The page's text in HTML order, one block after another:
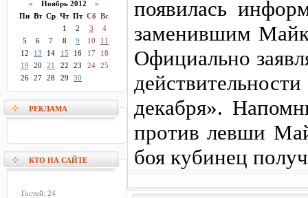
« Ноябрь 2012 »
Пн Вт Ср Чт Пт Сб Вс
1
2 3
4
5
6 7 8 9 10
11
12
13 14 15 16 17
18
19
20 21 22 23 24 25
26
27 28 29 30
РЕКЛАМА
КТО НА САЙТЕ
Гостей: 24
появилась
заменившим
Официально
декабря».
против левши
боя кубинец